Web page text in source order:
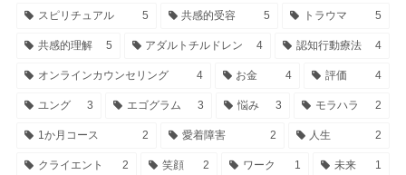
スピリチュアル 5 共感的受容 5 トラウマ 5
共感的理解 5 アダルトチルドレン 4 認知行動療法 4
オンラインカウンセリング 4 お金 4 評価 4
ユング 3 エゴグラム 3 悩み 3 モラハラ 2
1か月コース 2 愛着障害 2 人生 2
クライエント 2 笑顔 2 ワーク 1 未来 1